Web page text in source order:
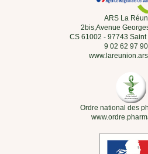
ARS La
2bis,Avenue
CS 61002 - 97743
9 02 62 97
Ordre national des